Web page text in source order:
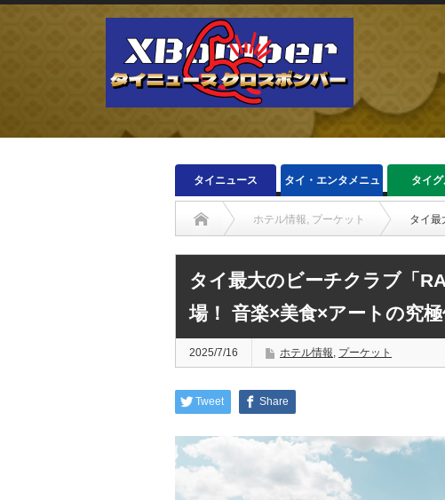
タイニュース タイ・エンタメニュ
ース
タイ
ホテル情報, プーケット タイ最
タイ最大のビーチクラブ「
場！ 音楽×美食×アートの究極
2025/7/16 ホテル情報, プーケット
Tweet Share